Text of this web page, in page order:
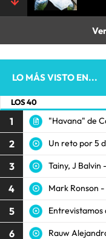
LO MÁS VISTO EN...
LOS 40
1 "Havana" de
2 Un reto por 5
3 Tainy, J Balvin
4 Mark Ronson
5 Entrevistamos
6 Rauw